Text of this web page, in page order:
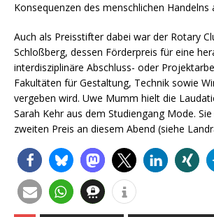
Konsequenzen des menschlichen Handelns
Auch als Preisstifter dabei war der Rotary
Schloßberg, dessen Förderpreis für eine
interdisziplinäre Abschluss- oder
Fakultäten für Gestaltung, Technik sowie
vergeben wird. Uwe Mumm hielt die
Sarah Kehr aus dem Studiengang Mode.
zweiten Preis an diesem Abend (siehe